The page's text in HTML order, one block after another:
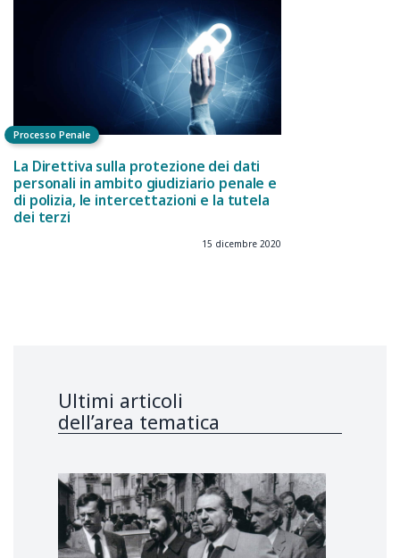
Processo Penale
La Direttiva sulla protezione dei dati
personali in ambito giudiziario penale e
di polizia, le intercettazioni e la tutela
dei terzi
15 dicembre 2020
Ultimi articoli
dell’area tematica